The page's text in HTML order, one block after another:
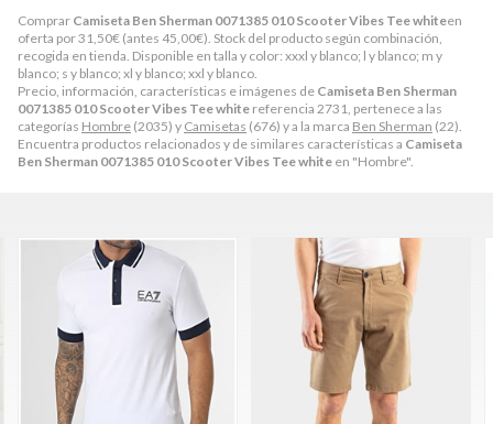
Comprar Camiseta Ben Sherman 0071385 010 Scooter Vibes Tee whiteen
oferta por31,50€ (antes 45,00€). Stock del producto según combinación,
recogida en tienda. Disponible en talla y color: xxxl y blanco; l y blanco; m y
blanco; s y blanco; xl y blanco; xxl y blanco.
Precio, información, características e imágenes de Camiseta Ben Sherman
0071385 010 Scooter Vibes Tee white referencia 2731, pertenece a las
categorías Hombre (2035) y Camisetas (676) y a la marca Ben Sherman (22).
Encuentra productos relacionados y de similares características a Camiseta
Ben Sherman 0071385 010 Scooter Vibes Tee white en "Hombre".